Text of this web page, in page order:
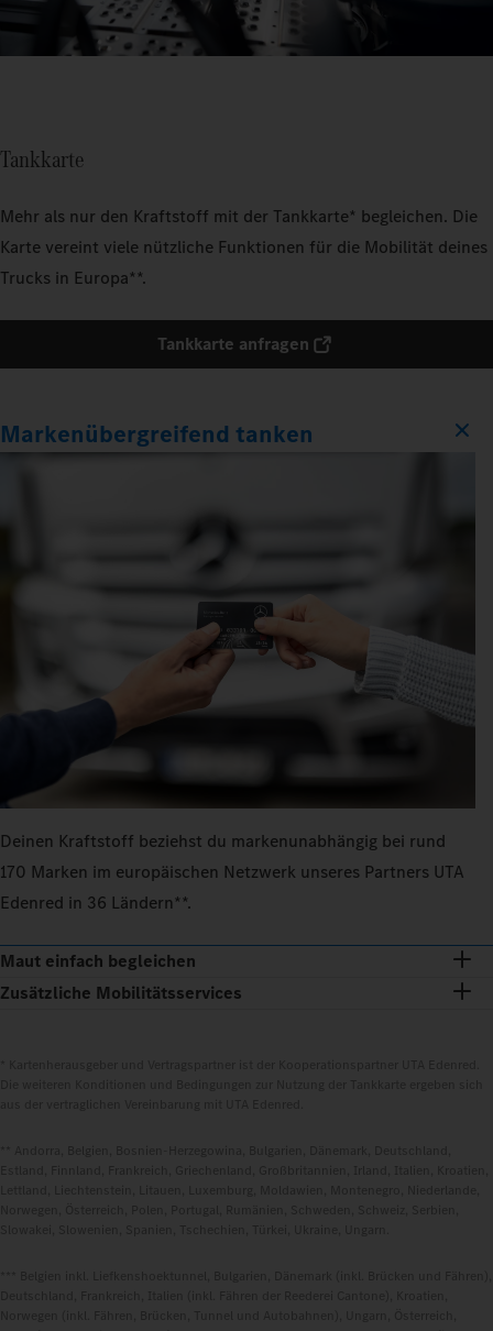
Tankkarte
Mehr als nur den Kraftstoff mit der Tankkarte* begleichen. Die
Karte vereint viele nützliche Funktionen für die Mobilität deines
Trucks in Europa**.
Tankkarte anfragen
Markenübergreifend tanken
Deinen Kraftstoff beziehst du markenunabhängig bei rund
170 Marken im europäischen Netzwerk unseres Partners UTA
Edenred in 36 Ländern**.
Maut einfach begleichen
Zusätzliche Mobilitätsservices